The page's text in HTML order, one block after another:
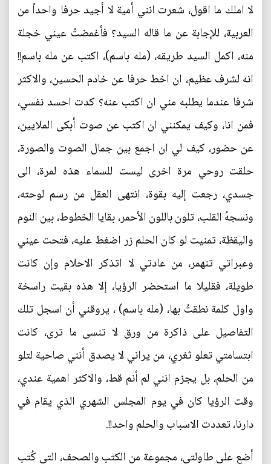
لا املك ما اقول، شعرت انني أمية لا أجيد حرفا واحداً من
العربية، للإجابة عن ما قاله السيد؟ فأغمضتُ عيني خجلة
منه، اكمل السيد طريقه، (مله باسم)، اكتب عن مله باسم!!
انه لشرف عظيم، ان اخط حرفا عن خادم الحسين، والاكثر
شرفا عندما يطلبه مني ان اكتب عنه؟ كدت احسد نفسي،
فمن انا، وكيف يمكنني ان اكتب عن صوت أبكى الملايين،
عن حضور، كيف لي ان اجمع بين جمال الصوت والصورة،
حلقت روحي مرة اخرى ليست للسماء هذه لمرة، الى
جسدي، رجعت إليه بقوة، انتهى العقل من رسم لوحته،
ونسجهُ القلب، تلون باللون الأحمر، بقايا الخطوط، بين النوم
واليقظة، تمنيت لو كان الحلم زر اضغط عليه، فتحت عيني
وعبراتي تنهمر، من عادتي لا اتذكر الاحلام وإن كانت
طويلة، فقليلا ما استحضر الرؤيا، إلا هذه بقيت راسخة
واول كلمة نطقتُ بها، (مله باسم) ، يروقني أن اسجل تلك
التفاصيل على ذاكرة من ورق لا تنسى ما ترى، كانت
ابتسامتي تعلو ثغري، من يراني لا يصدق أنني صاحية لتلو
من الحلم، بل يجزم انني لم أنم قط، والاكثر اهمية عندي،
وقت الرؤيا كان في يوم المجلس الشهري الذي يقام في
دارنا، تعددت الاسباب والحلم واحد!!.
أضع على طاولتي، مجموعة من الكتب والصحف، التي كُتب